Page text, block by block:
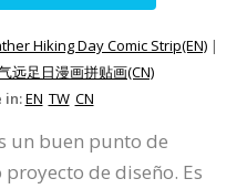
Hiking Day Comic Strip(EN) |
远足日漫画拼贴画(CN)
in:EN TW CN
un buen punto de
de diseño. Es